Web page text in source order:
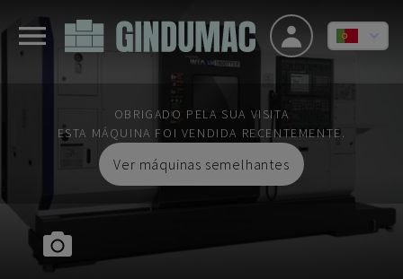
OBRIGADO PELA SUA VISITA
ESTA MÁQUINA FOI VENDIDA RECENTEMENTE.
Ver máquinas semelhantes